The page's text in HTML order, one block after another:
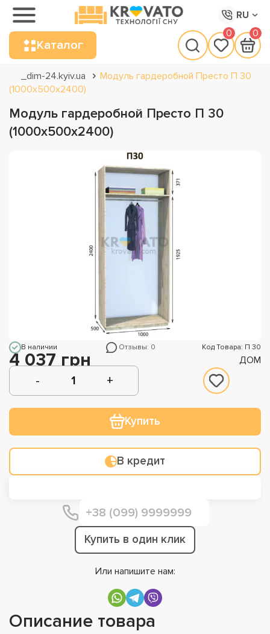
RU
Каталог
0 0
_dim-24.kyiv.ua
Модуль гардеробной Престо П 30
(1000х500х2400)
Модуль гардеробной Престо П 30
(1000х500х2400)
В наличии Отзывы: 0 Код Товара: П 30
4 037 грн ДОМ
Купить
В кредит
Купить в один клик
Или напишите нам:
Описание товара